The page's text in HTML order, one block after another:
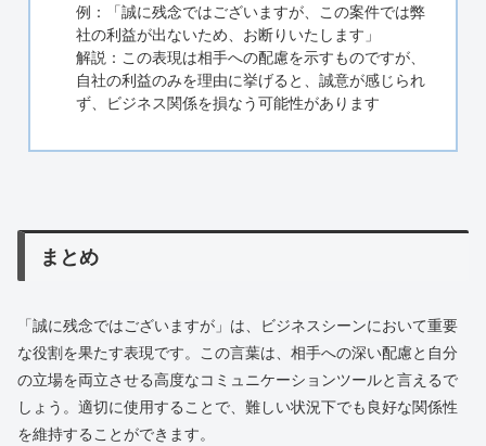
例：「誠に残念ではございますが、この案件では弊
社の利益が出ないため、お断りいたします」
解説：この表現は相手への配慮を示すものですが、
自社の利益のみを理由に挙げると、誠意が感じられ
ず、ビジネス関係を損なう可能性があります
まとめ
「誠に残念ではございますが」は、ビジネスシーンにおいて重要
な役割を果たす表現です。この言葉は、相手への深い配慮と自分
の立場を両立させる高度なコミュニケーションツールと言えるで
しょう。適切に使用することで、難しい状況下でも良好な関係性
を維持することができます。